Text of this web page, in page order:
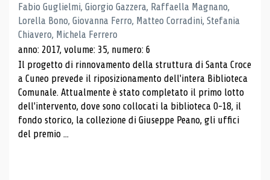
Fabio Guglielmi, Giorgio Gazzera, Raffaella Magnano,
Lorella Bono, Giovanna Ferro, Matteo Corradini, Stefania
Chiavero, Michela Ferrero
anno: 2017, volume: 35, numero: 6
Il progetto di rinnovamento della struttura di Santa Croce
a Cuneo prevede il riposizionamento dell'intera Biblioteca
Comunale. Attualmente è stato completato il primo lotto
dell'intervento, dove sono collocati la biblioteca 0-18, il
fondo storico, la collezione di Giuseppe Peano, gli uffici
del premio ...